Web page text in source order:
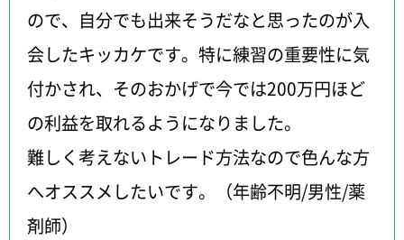
ので、自分でも出来そうだなと思ったのが入
会したキッカケです。特に練習の重要性に気
付かされ、そのおかげで今では200万円ほど
の利益を取れるようになりました。
難しく考えないトレード方法なので色んな方
へオススメしたいです。（年齢不明/男性/薬
剤師）